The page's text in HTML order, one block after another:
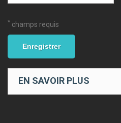
* champs requis
Enregistrer
EN SAVOIR PLUS